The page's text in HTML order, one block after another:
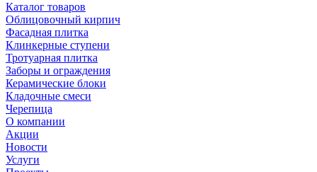
Каталог товаров
Облицовочный кирпич
Фасадная плитка
Клинкерные ступени
Тротуарная плитка
Заборы и ограждения
Керамические блоки
Кладочные смеси
Черепица
О компании
Акции
Новости
Услуги